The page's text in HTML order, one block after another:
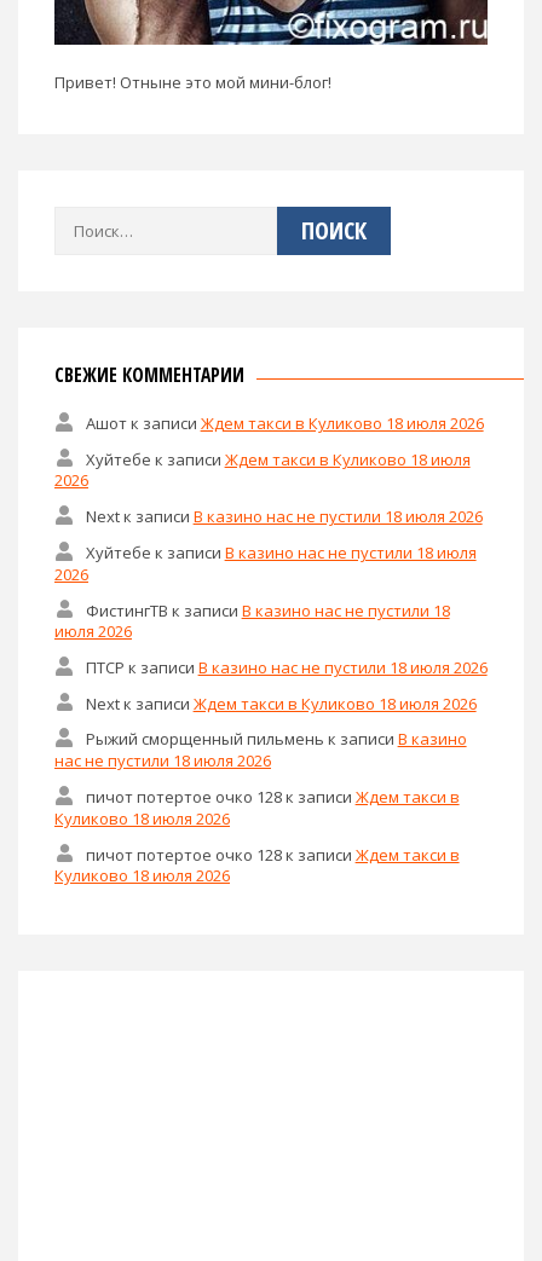
Привет! Отныне это мой мини-блог!
Найти:
СВЕЖИЕ КОММЕНТАРИИ
Ашотк записи Ждем такси в Куликово 18 июля 2026
Хуйтебе к записи Ждем такси в Куликово 18 июля
2026
Nextк записи В казино нас не пустили 18 июля 2026
Хуйтебе к записи В казино нас не пустили 18 июля
2026
ФистингТВ к записи В казино нас не пустили 18
июля 2026
ПТСР к записи В казино нас не пустили 18 июля 2026
Nextк записи Ждем такси в Куликово 18 июля 2026
Рыжий сморщенный пильмень к записи В казино
нас не пустили 18 июля 2026
пичот потертое очко 128к записи Ждем такси в
Куликово 18 июля 2026
пичот потертое очко 128к записи Ждем такси в
Куликово 18 июля 2026